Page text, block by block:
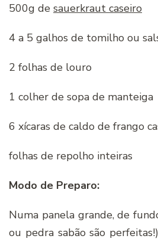
500g de sauerkraut caseiro
4 a 5 galhos de tomilho ou
2 folhas de louro
1 colher de sopa de manteiga
6 xícaras de caldo de frango
folhas de repolho inteiras
Modo de Preparo:
Numa panela grande, de
ou pedra sabão são